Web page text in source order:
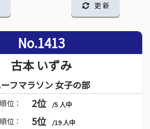
更 新
No.1413
古本 いずみ
フマラソン 女子の部
位： 2位 /5 人中
位： 5位 /19 人中